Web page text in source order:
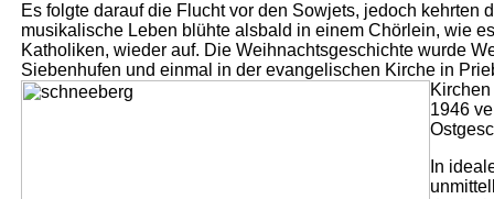
Es folgte darauf die Flucht vor den Sowjets, jedoch
musikalische Leben blühte alsbald in einem Chörlein, wie
Katholiken, wieder auf. Die Weihnachtsgeschichte wurde
Siebenhufen und einmal in der evangelischen Kirche in
1946
In